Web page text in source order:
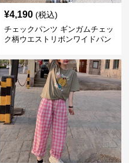
¥4,190 (税込)
チェックパンツ ギンガムチェッ
ク柄ウエストリボンワイドパン